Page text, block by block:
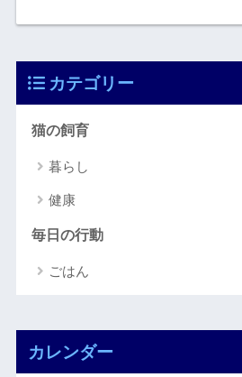
カテゴリー
猫の飼育
暮らし
健康
毎日の行動
ごはん
カレンダー